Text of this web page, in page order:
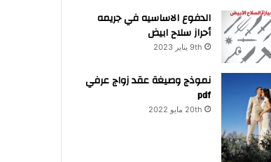
الدفوع الاساسيه في جريمه
أحراز سلاح ابيض
9th يناير 2023
نموذج وصيغة عقد زواج عرفي
pdf
20th مايو 2022